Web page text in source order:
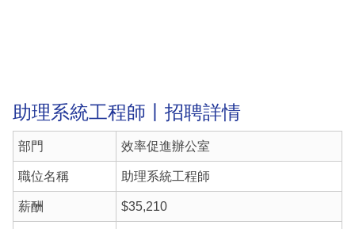
助理系統工程師丨招聘詳情
部門 效率促進辦公室
職位名稱 助理系統工程師
薪酬 $35,210